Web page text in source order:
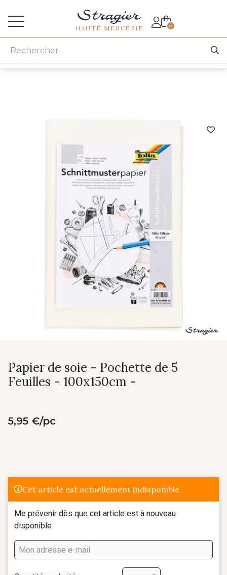
HAUTE MERCERIE 0
Papier de soie - Pochette de 5
Feuilles - 100x150cm -
5,95 €/pc
Cet article est actuellement indisponible
Me prévenir dès que cet article est à nouveau
disponible